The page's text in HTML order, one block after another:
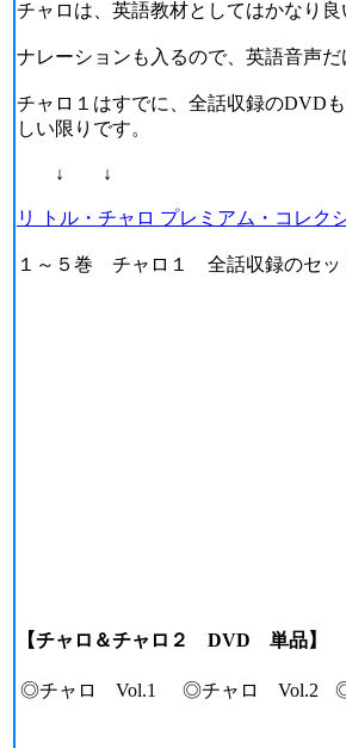
チャロは、英語教材としてはかなり良
ナレーションも入るので、英語音声
チャロ１はすでに、全話収録のDVD
しい限りです。
↓ ↓
リ トル・チャロ プレミアム・コレク
１～５巻 チャロ１ 全話収録のセッ
【チャロ＆チャロ２ DVD 単品】
◎チャロ Vol.1 ◎チャロ Vol.2